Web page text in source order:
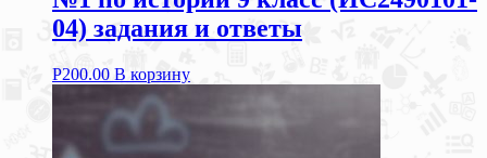
04) задания и ответы
Р200.00 В корзину